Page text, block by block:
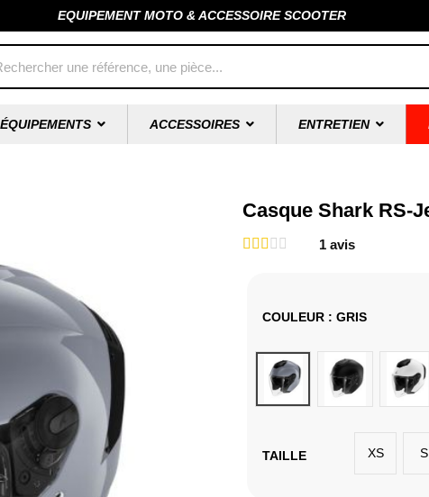
EQUIPEMENT MOTO & ACCESSOIRE SCOOTER
ÉQUIPEMENTS ACCESSOIRES ENTRETIEN
Casque Shark RS-
1 avis
COULEUR : GRIS
Gris Noir Mat
TAILLE XS S